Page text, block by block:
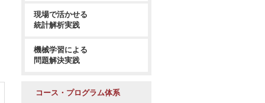
現場で活かせる
統計解析実践
機械学習による
問題解決実践
コース・プログラム体系